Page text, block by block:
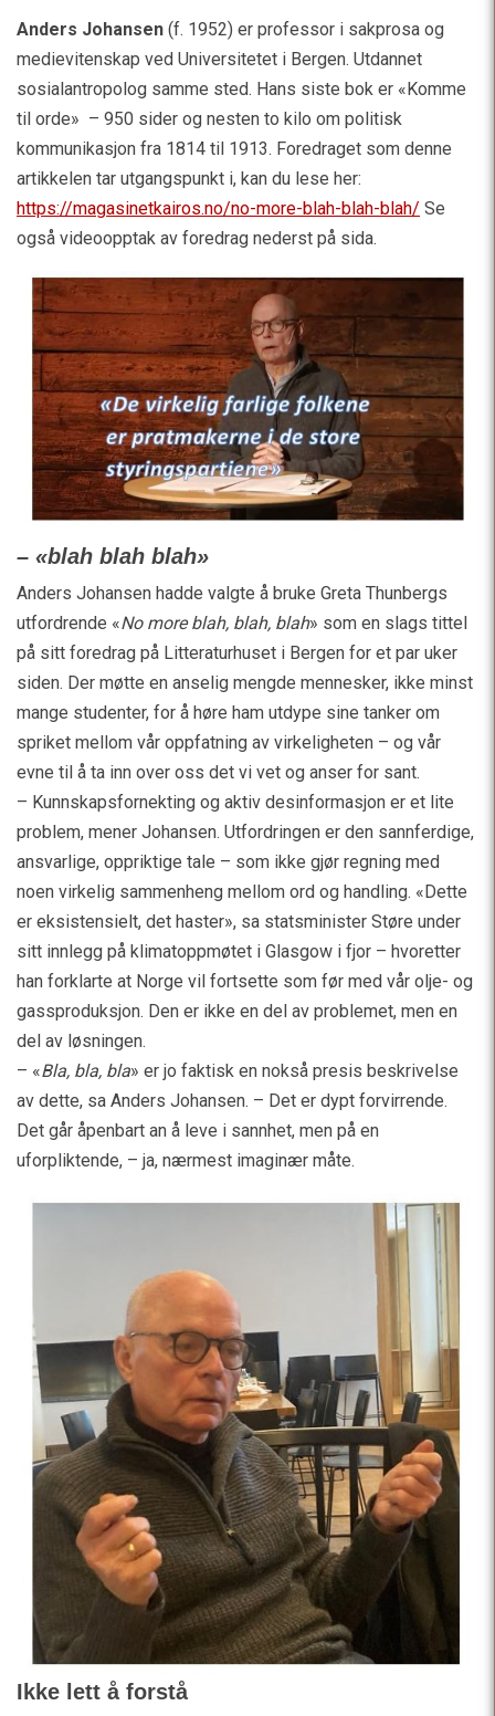
Anders Johansen (f. 1952) er professor i sakprosa og
medievitenskap ved Universitetet i Bergen. Utdannet
sosialantropolog samme sted. Hans siste bok er «Komme
til orde» – 950 sider og nesten to kilo om politisk
kommunikasjon fra 1814 til 1913. Foredraget som denne
artikkelen tar utgangspunkt i, kan du lese her:
https://magasinetkairos.no/no-more-blah-blah-blah/ Se
også videoopptak av foredrag nederst på sida.
– «blah blah blah»
Anders Johansen hadde valgte å bruke Greta Thunbergs
utfordrende «No more blah, blah, blah» som en slags tittel
på sitt foredrag på Litteraturhuset i Bergen for et par uker
siden. Der møtte en anselig mengde mennesker, ikke minst
mange studenter, for å høre ham utdype sine tanker om
spriket mellom vår oppfatning av virkeligheten – og vår
evne til å ta inn over oss det vi vet og anser for sant.
– Kunnskapsfornekting og aktiv desinformasjon er et lite
problem, mener Johansen. Utfordringen er den sannferdige,
ansvarlige, oppriktige tale – som ikke gjør regning med
noen virkelig sammenheng mellom ord og handling. «Dette
er eksistensielt, det haster», sa statsminister Støre under
sitt innlegg på klimatoppmøtet i Glasgow i fjor – hvoretter
han forklarte at Norge vil fortsette som før med vår olje- og
gassproduksjon. Den er ikke en del av problemet, men en
del av løsningen.
– «Bla, bla, bla» er jo faktisk en nokså presis beskrivelse
av dette, sa Anders Johansen. – Det er dypt forvirrende.
Det går åpenbart an å leve i sannhet, men på en
uforpliktende, – ja, nærmest imaginær måte.
Ikke lett å forstå